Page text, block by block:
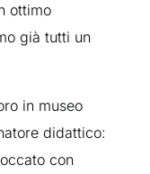
ottimo
già tutti un
in museo
didattico:
con